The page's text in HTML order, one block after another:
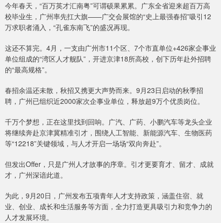
今年春天，“百万英才汇南粤”可谓硕果累累。广东全省迎来超百万高
校毕业生，广州率先扛大旗——广交会展馆的“史上最强春招”吸引12
万求职者涌入，“孔雀东南飞”的盛况再现。
这还不算完。4月，一支由广州市11个区、7个市直单位+426家企事业
单位组成的“湾区人才舰队”，开进京津18所高校，创下历年赴外招聘
的“最高规格”。
春招余温还未散，秋招又携更大声势而来。9月23日启动的秋季招
聘，广州已组织近2000家次企事业单位，释放超9万个优质岗位。
千万个梦想，正在这里找到回响。广汽、广药、小鹏汽车等龙头企业
将继续奔赴京津冀精准引才，围绕人工智能、新能源汽车、生物医药
等“12218”关键领域，与人才开启一场场“双向奔赴”。
但发出Offer，只是广州人才故事的序章。引才更要育才、留才、成就
才，广州深谙此道。
为此，9月20日，广州发布五项青年人才支持政策，涵盖住宿、就
业、创业、成长和生活服务等方面，全力打造更具吸引力和竞争力的
人才发展环境。